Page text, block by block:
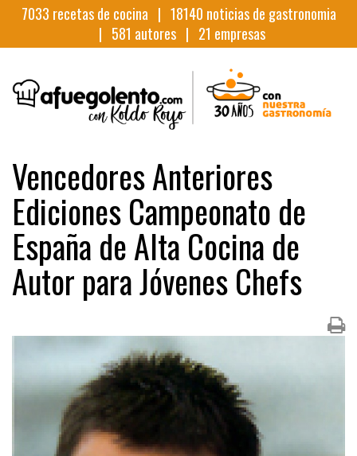
7033 recetas de cocina | 18140 noticias de gastronomia
| 581 autores | 21 empresas
Vencedores Anteriores
Ediciones Campeonato de
España de Alta Cocina de
Autor para Jóvenes Chefs